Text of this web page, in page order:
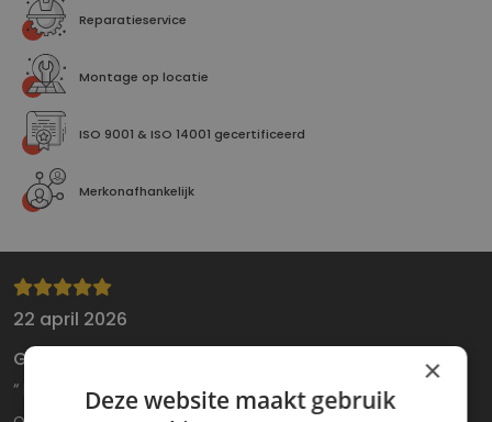
Reparatieservice
Montage op locatie
ISO 9001 & ISO 14001 gecertificeerd
Merkonafhankelijk
22 april 2026
Goed advies
“ Ik had van tevoren telefonisch navraag gedaan,
×
Deze website maakt gebruik